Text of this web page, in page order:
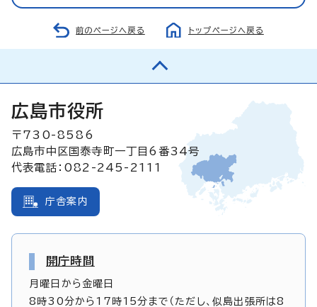
前のページへ戻る トップページへ戻る
広島市役所
〒730-8586
広島市中区国泰寺町一丁目6番34号
代表電話：082-245-2111
庁舎案内
開庁時間
月曜日から金曜日
8時30分から17時15分まで（ただし、似島出張所は8